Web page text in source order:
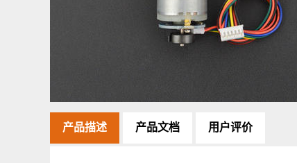
产品描述 产品文档 用户评价